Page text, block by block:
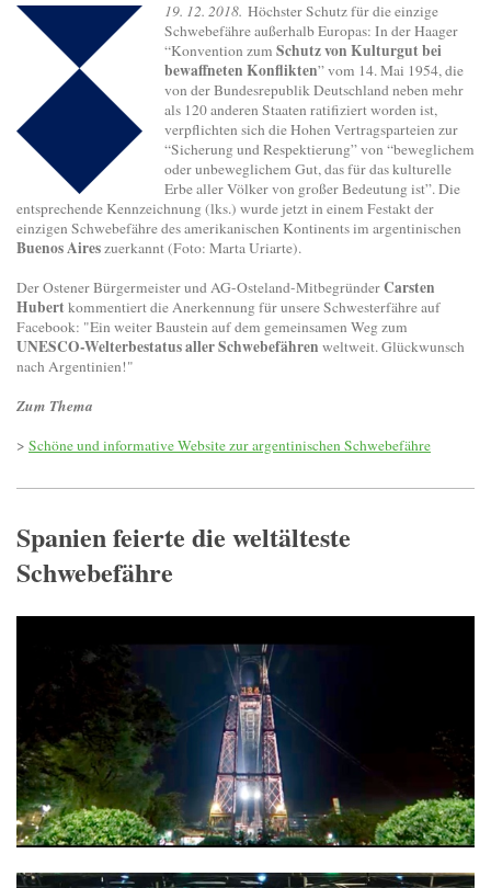
19. 12. 2018. Höchster Schutz für die einzige
Schwebefähre außerhalb Europas: In der Haager
“Konvention zum Schutz von Kulturgut bei
bewaffneten Konflikten” vom 14. Mai 1954, die
von der Bundesrepublik Deutschland neben mehr
als 120 anderen Staaten ratifiziert worden ist,
verpflichten sich die Hohen Vertragsparteien zur
“Sicherung und Respektierung” von “beweglichem
oder unbeweglichem Gut, das für das kulturelle
Erbe aller Völker von großer Bedeutung ist”. Die
entsprechende Kennzeichnung (lks.) wurde jetzt in einem Festakt der
einzigen Schwebefähre des amerikanischen Kontinents im argentinischen
Buenos Aireszuerkannt (Foto: Marta Uriarte).
Der Ostener Bürgermeister und AG-Osteland-MitbegründerCarsten
Hubertkommentiert die Anerkennung für unsere Schwesterfähre auf
Facebook: "Ein weiter Baustein auf dem gemeinsamen Weg zum
UNESCO-Welterbestatus aller Schwebefähren weltweit. Glückwunsch
nach Argentinien!"
Zum Thema
> Schöne und informative Website zur argentinischen Schwebefähre
Spanien feierte die weltälteste
Schwebefähre